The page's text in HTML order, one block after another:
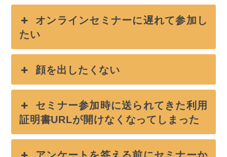
オンラインセミナーに遅れて参加し
たい
顔を出したくない
セミナー参加時に送られてきた利用
証明書URLが開けなくなってしまった